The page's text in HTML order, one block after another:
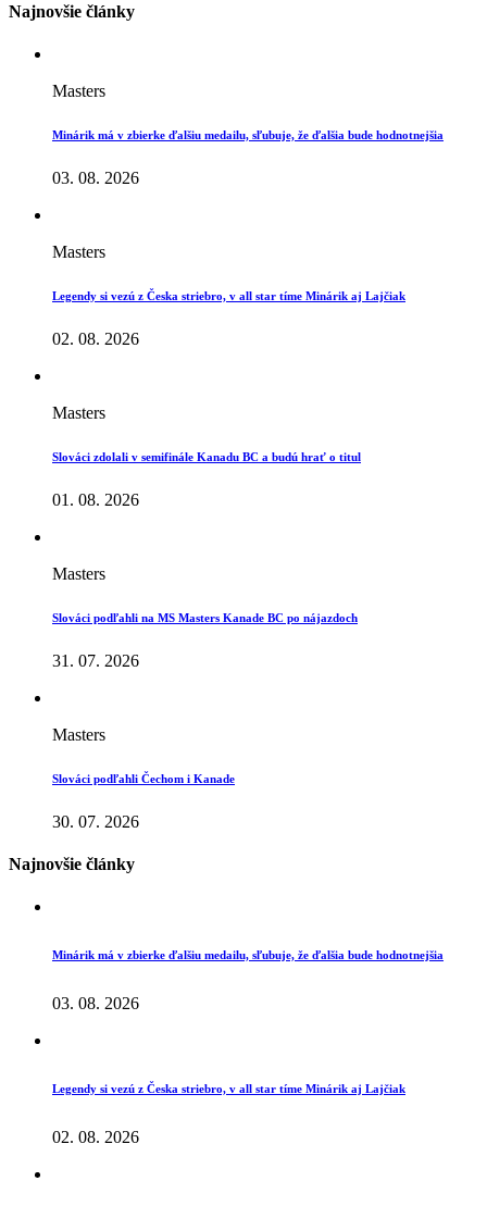
Najnovšie články
Masters
Minárik má v zbierke ďalšiu medailu, sľubuje, že ďalšia bude hodnotnejšia
03. 08. 2026
Masters
Legendy si vezú z Česka striebro, v all star tíme Minárik aj Lajčiak
02. 08. 2026
Masters
Slováci zdolali v semifinále Kanadu BC a budú hrať o titul
01. 08. 2026
Masters
Slováci podľahli na MS Masters Kanade BC po nájazdoch
31. 07. 2026
Masters
Slováci podľahli Čechom i Kanade
30. 07. 2026
Najnovšie články
Minárik má v zbierke ďalšiu medailu, sľubuje, že ďalšia bude hodnotnejšia
03. 08. 2026
Legendy si vezú z Česka striebro, v all star tíme Minárik aj Lajčiak
02. 08. 2026